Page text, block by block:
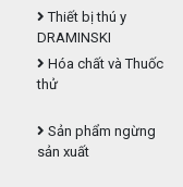
Thiết bị thú y
DRAMINSKI
Hóa chất và Thuốc
thử
Sản phẩm ngừng
sản xuất